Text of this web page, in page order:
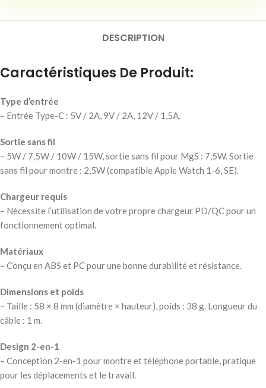
DESCRIPTION
Caractéristiques De Produit:
Type d’entrée
– Entrée Type-C : 5V / 2A, 9V / 2A, 12V / 1,5A.
Sortie sans fil
– 5W / 7,5W / 10W / 15W, sortie sans fil pour MgS : 7,5W. Sortie
sans fil pour montre : 2,5W (compatible Apple Watch 1-6, SE).
Chargeur requis
– Nécessite l’utilisation de votre propre chargeur PD/QC pour un
fonctionnement optimal.
Matériaux
– Conçu en ABS et PC pour une bonne durabilité et résistance.
Dimensions et poids
– Taille : 58 × 8 mm (diamètre × hauteur), poids : 38 g. Longueur du
câble : 1 m.
Design 2-en-1
– Conception 2-en-1 pour montre et téléphone portable, pratique
pour les déplacements et le travail.